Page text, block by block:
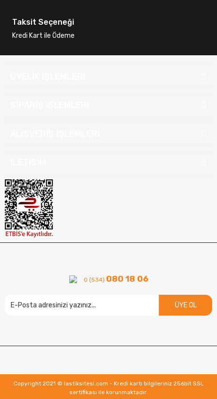
Taksit Seçeneği
Kredi Kart ile Ödeme
0 (534) 080 18 06
ÜYE OL
Copyright 2021 © lastiksitesi.com - Kredi kartı bilgileriniz 256bit SSL
sertifikası ile korunmaktadır.